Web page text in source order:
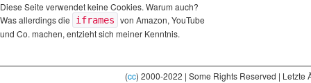
Diese Seite verwendet keine Cookies. Warum auch?
Was allerdings die
iframes von Amazon, YouTube
und Co. machen, entzieht sich meiner Kenntnis.
(cc) 2000-2022 | Some Rights Reserved |